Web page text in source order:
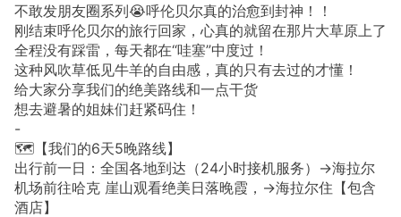
不敢发朋友圈系列😭呼伦贝尔真的治愈到封神！！
刚结束呼伦贝尔的旅行回家，心真的就留在那片大草原上了
全程没有踩雷，每天都在“哇塞”中度过！
这种风吹草低见牛羊的自由感，真的只有去过的才懂！
给大家分享我们的绝美路线和一点干货
想去避暑的姐妹们赶紧码住！
-
🗺️【我们的6天5晚路线】
出行前一日：全国各地到达（24小时接机服务）→海拉尔
机场前往哈克 崖山观看绝美日落晚霞，→海拉尔住【包含
酒店】